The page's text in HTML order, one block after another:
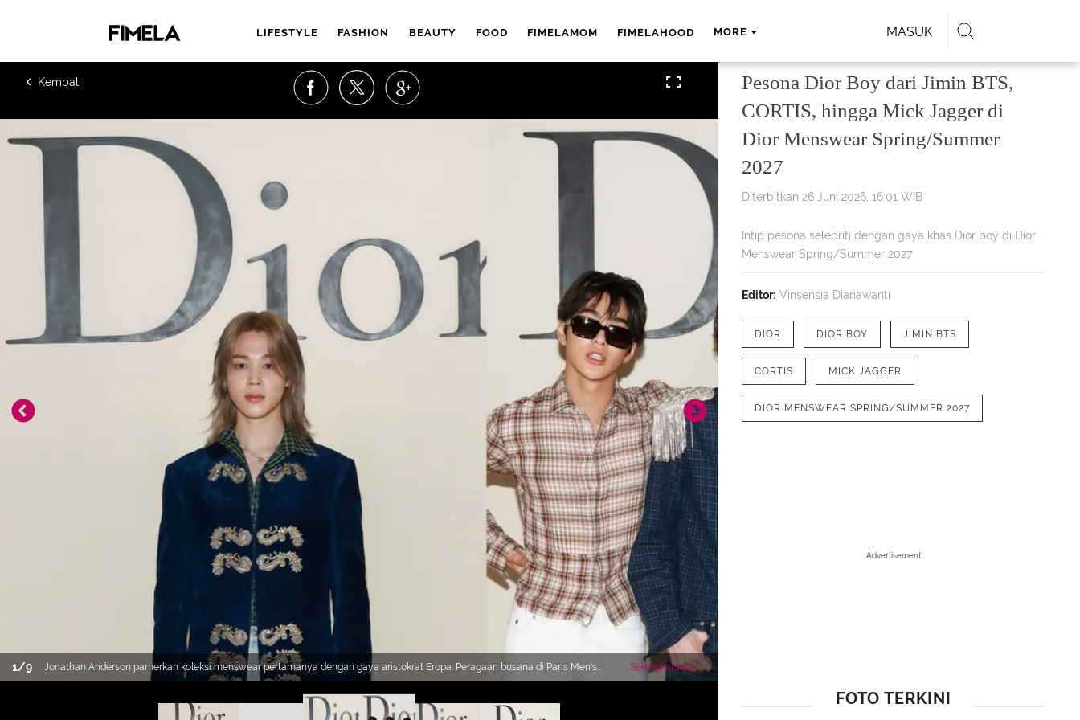
LIFESTYLE FASHION BEAUTY FOOD FIMELAMOM FIMELAHOOD MORE MASUK
1/9
Jonathan Anderson pamerkan koleksi menswear pertamanya dengan gaya aristokrat Eropa. Peragaan busana di Paris Men's
Fashion Week disaksikan oleh para Dior Boy yang mencuri perhatian [Dior]
Selengkapnya
Pesona Dior Boy dari Jimin BTS,
CORTIS, hingga Mick Jagger di
Dior Menswear Spring/Summer
2027
Diterbitkan 26 Juni 2026, 16:01 WIB
Intip pesona selebriti dengan gaya khas Dior boy di Dior
Menswear Spring/Summer 2027
Editor: Vinsensia Dianawanti
DIOR DIOR BOY JIMIN BTS
CORTIS MICK JAGGER
DIOR MENSWEAR SPRING/SUMMER 2027
Advertisement
FOTO TERKINI